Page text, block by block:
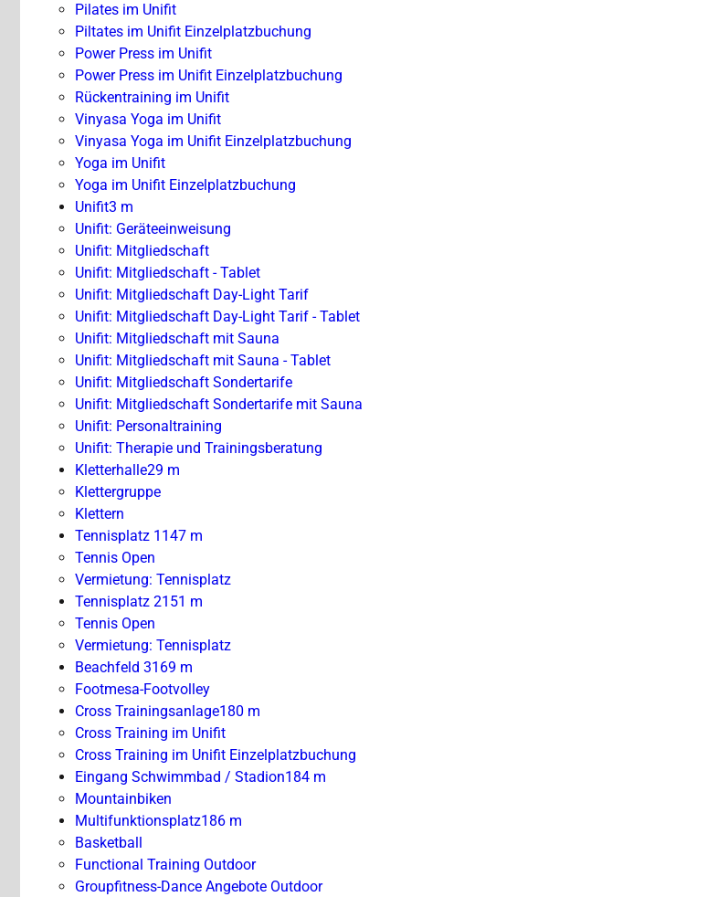
Pilates im Unifit
Piltates im Unifit Einzelplatzbuchung
Power Press im Unifit
Power Press im Unifit Einzelplatzbuchung
Rückentraining im Unifit
Vinyasa Yoga im Unifit
Vinyasa Yoga im Unifit Einzelplatzbuchung
Yoga im Unifit
Yoga im Unifit Einzelplatzbuchung
Unifit3 m
Unifit: Geräteeinweisung
Unifit: Mitgliedschaft
Unifit: Mitgliedschaft - Tablet
Unifit: Mitgliedschaft Day-Light Tarif
Unifit: Mitgliedschaft Day-Light Tarif - Tablet
Unifit: Mitgliedschaft mit Sauna
Unifit: Mitgliedschaft mit Sauna - Tablet
Unifit: Mitgliedschaft Sondertarife
Unifit: Mitgliedschaft Sondertarife mit Sauna
Unifit: Personaltraining
Unifit: Therapie und Trainingsberatung
Kletterhalle29 m
Klettergruppe
Klettern
Tennisplatz 1 147 m
Tennis Open
Vermietung: Tennisplatz
Tennisplatz 2151 m
Tennis Open
Vermietung: Tennisplatz
Beachfeld 3169 m
Footmesa-Footvolley
Cross Trainingsanlage180 m
Cross Training im Unifit
Cross Training im Unifit Einzelplatzbuchung
Eingang Schwimmbad / Stadion184 m
Mountainbiken
Multifunktionsplatz186 m
Basketball
Functional Training Outdoor
Groupfitness-Dance Angebote Outdoor